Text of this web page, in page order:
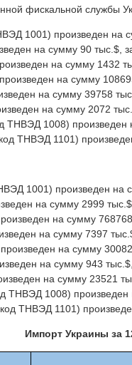
фискальной службы
1001) произведен на
на сумму 90 тыс.$,
на сумму 1432
на сумму
на сумму 39758
на сумму 2072
ТНВЭД 1008)
ТНВЭД 1101)
1001) произведен на
на сумму 2999
на сумму
на сумму 7397
на сумму
на сумму 943
на сумму 23521
ТНВЭД 1008)
ТНВЭД 1101)
Импорт Украины за